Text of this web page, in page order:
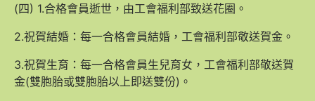
(四) 1.合格會員逝世，由工會福利部致送花圈。
2.祝賀結婚：每一合格會員結婚，工會福利部敬送賀金。
3.祝賀生育：每一合格會員生兒育女，工會福利部敬送賀
金(雙胞胎或雙胞胎以上即送雙份)。